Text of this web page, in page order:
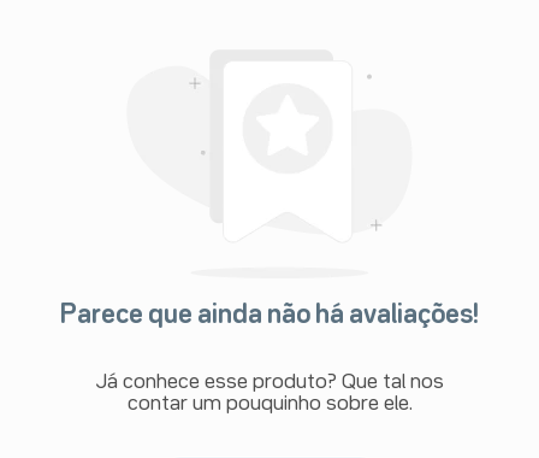
Parece que ainda não há avaliações!
Já conhece esse produto? Que tal nos
contar um pouquinho sobre ele.